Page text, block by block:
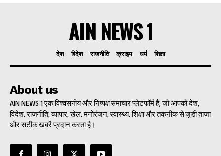
AIN NEWS 1
देश विदेश राजनीति क्राइम धर्म शिक्षा
About us
AIN NEWS 1 एक विश्वसनीय और निष्पक्ष समाचार प्लेटफॉर्म है, जो आपको देश,
विदेश, राजनीति, व्यापार, खेल, मनोरंजन, स्वास्थ्य, शिक्षा और तकनीक से जुड़ी ताज़ा
और सटीक खबरें प्रदान करता है।